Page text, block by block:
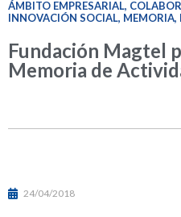
ÁMBITO EMPRESARIAL,
INNOVACIÓN SOCIAL, MEMORIA,
Fundación Magtel
Memoria de
24/04/2018